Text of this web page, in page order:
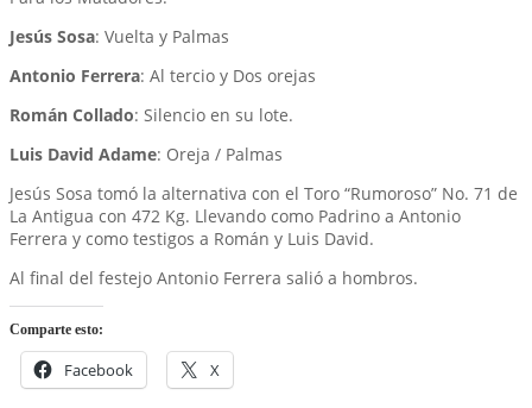
Jesús Sosa: Vuelta y Palmas
Antonio Ferrera: Al tercio y Dos orejas
Román Collado: Silencio en su lote.
Luis David Adame: Oreja / Palmas
Jesús Sosa tomó la alternativa con el Toro “Rumoroso” No. 71 de
La Antigua con 472 Kg. Llevando como Padrino a Antonio
Ferrera y como testigos a Román y Luis David.
Al final del festejo Antonio Ferrera salió a hombros.
Comparte esto:
Facebook X